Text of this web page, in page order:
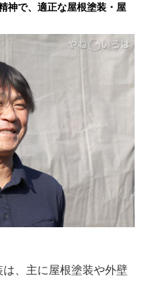
神で、適正な屋根塗装・屋
、主に屋根塗装や外壁